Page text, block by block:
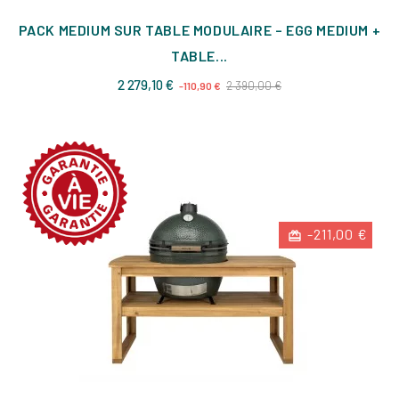
PACK MEDIUM SUR TABLE MODULAIRE – EGG MEDIUM +
TABLE...
2 279,10 € Prix
-110,90 € 2 390,00 €Prix
-211,00 €